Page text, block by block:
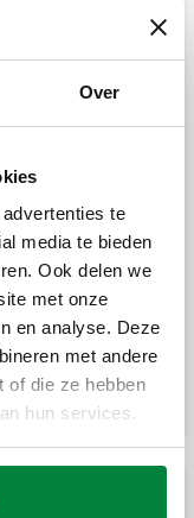
Over
te
media te bieden
Ook delen we
met onze
en analyse. Deze
met andere
of die ze hebben
hun services.